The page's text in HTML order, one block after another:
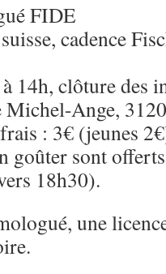
FIDE
cadence
14h, clôture des
Ange,
: 3€ (jeunes
goûter sont
18h30).
une